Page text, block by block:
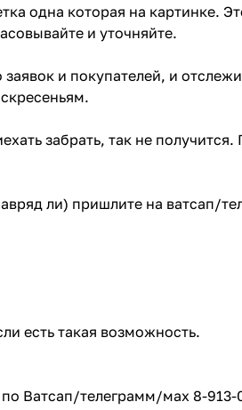
одна которая на картинке.
и уточняйте.
и покупателей, и
забрать, так не
ли) пришлите на ватсап/
есть такая возможность.
Ватсап/телеграмм/мах 8-